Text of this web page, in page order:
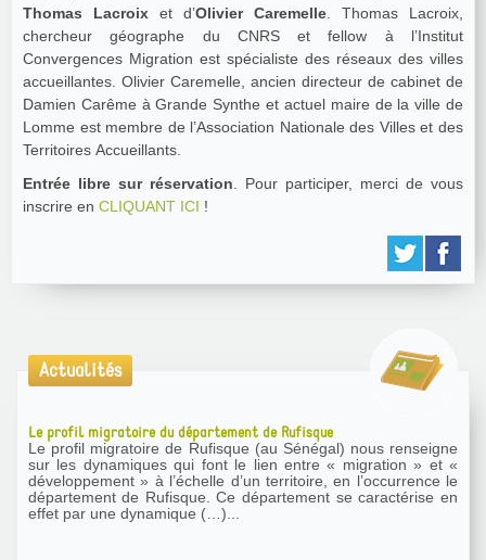
Thomas Lacroix et d’Olivier Caremelle . Thomas Lacroix,
chercheur géographe du CNRS et fellow à l’Institut
Convergences Migration est spécialiste des réseaux des villes
accueillantes. Olivier Caremelle, ancien directeur de cabinet de
Damien Carême à Grande Synthe et actuel maire de la ville de
Lomme est membre de l’Association Nationale des Villes et des
Territoires Accueillants.
Entrée libre sur réservation. Pour participer, merci de vous
inscrire en CLIQUANT ICI !
Actualités
Le profil migratoire du département de Rufisque
Le profil migratoire de Rufisque (au Sénégal) nous renseigne
sur les dynamiques qui font le lien entre « migration » et «
développement » à l’échelle d’un territoire, en l’occurrence le
département de Rufisque. Ce département se caractérise en
effet par une dynamique (…)...